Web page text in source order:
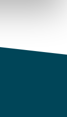
web con
y análisis